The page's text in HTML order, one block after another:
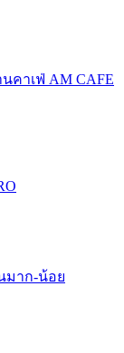
คาเฟ่ AM CAFE
มาก-น้อย